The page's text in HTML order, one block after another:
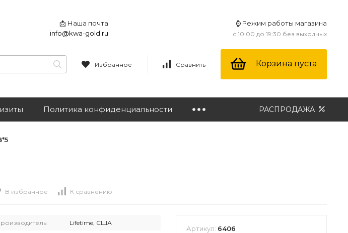
📩 Наша почта
info@kwa-gold.ru
⌚ Режим работы магазина
с 10:00 до 19:30 без выходных
Избранное Сравнить Корзина пуста
Политика конфиденциальности РАСПРОДАЖА
В избранное К сравнению
Lifetime, США
Артикул: 6406